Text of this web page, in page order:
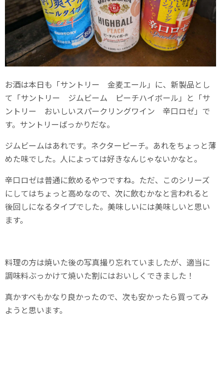
お酒は本日も「サントリー 金麦エール」に、新製品とし
て「サントリー ジムビーム ピーチハイボール」と「サ
ントリー おいしいスパークリングワイン 辛口ロゼ」で
す。サントリーばっかりだな。
ジムビームはあれです。ネクターピーチ。あれをちょっと薄
めた味でした。人によっては好きなんじゃないかなと。
辛口ロゼは普通に飲めるやつですね。ただ、このシリーズ
にしてはちょっと高めなので、次に飲むかなと言われると
後回しになるタイプでした。美味しいには美味しいと思い
ます。
料理の方は焼いた後の写真撮り忘れていましたが、適当に
調味料ぶっかけて焼いた割にはおいしくできました！
真かすべもかなり良かったので、次も安かったら買ってみ
ようと思います。